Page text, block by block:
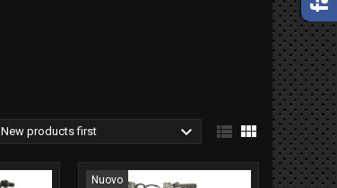
New products first   
Nuovo